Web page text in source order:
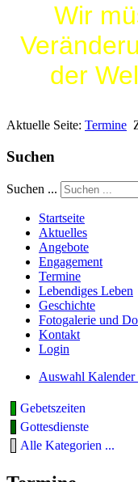
Wir
der
Aktuelle Seite: Termine
Suchen
Suchen ...
Startseite
Aktuelles
Angebote
Engagement
Termine
Lebendiges Leben
Geschichte
Fotogalerie und
Kontakt
Login
Auswahl Kalender
Gebetszeiten
Gottesdienste
Alle Kategorien ...